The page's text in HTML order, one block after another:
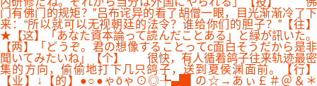
门有佛门的规矩？”吕布诧异的看了胡僧一眼，目光渐渐冷了下
来：“所以就可以无视朝廷的法令？谁给你们的胆子？”【往】
★【这】「あなた資本論って読んだことある」と緑が訊いた。
【两】「どうぞ。君の想像することってc面白そうだから是非
聞いてみたいね」【个】 很快，有人循着鸽子往来轨迹最密
集的方向，偷偷地打下几只鸽子，送到夏侯渊面前。【行】
【业】↓【的】●○●ゃōゃ⊙◎╄▄█▌の☆→あぃ￡＃＠＆＊